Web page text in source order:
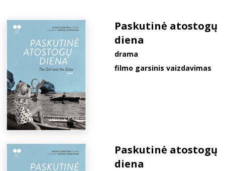
Paskutinė atostogų
diena
drama
filmo garsinis vaizdavimas
Paskutinė atostogų
diena